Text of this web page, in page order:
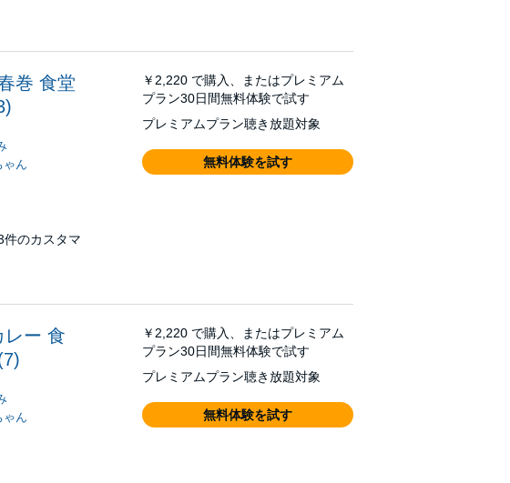
巻 食堂
ゃん
件のカスタマ
￥2,220 で購入、またはプレミアム
プラン30日間無料体験で試す
プレミアムプラン聴き放題対象
無料体験を試す
レー 食
ゃん
￥2,220 で購入、またはプレミアム
プラン30日間無料体験で試す
プレミアムプラン聴き放題対象
無料体験を試す